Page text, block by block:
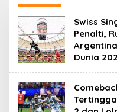
Swiss
Penalti,
Dunia